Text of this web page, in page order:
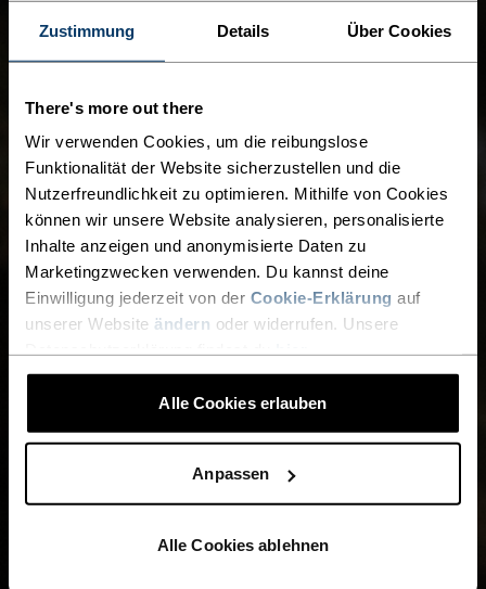
Zustimmung Details Über Cookies
There's more out there
Wir verwenden Cookies, um die reibungslose
Funktionalität der Website sicherzustellen und die
Nutzerfreundlichkeit zu optimieren. Mithilfe von Cookies
können wir unsere Website analysieren, personalisierte
Inhalte anzeigen und anonymisierte Daten zu
Marketingzwecken verwenden. Du kannst deine
Einwilligung jederzeit von der Cookie-Erklärung auf
unserer Website ändern oder widerrufen. Unsere
Alle Cookies erlauben
Anpassen
Alle Cookies ablehnen